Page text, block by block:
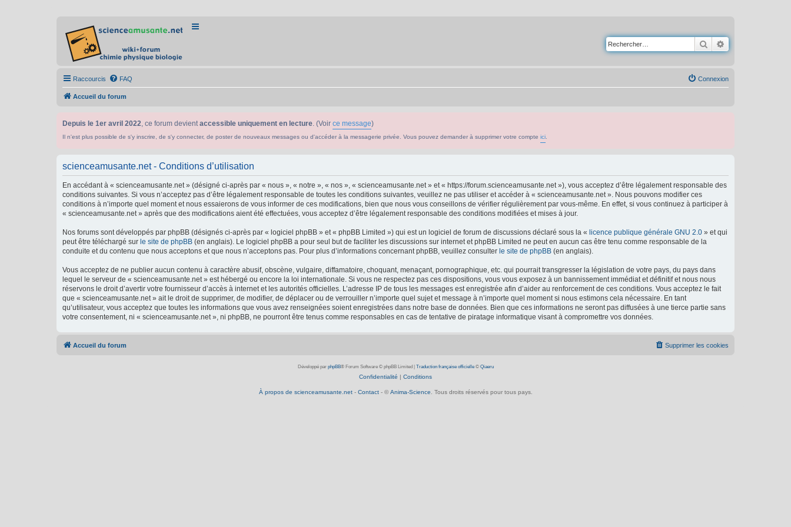
Rechercher
Raccourcis FAQ Connexion
Accueil du forum
Depuis le 1er avril 2022, ce forum devientaccessible uniquement en lecture. (Voir ce message)
Il n'est plus possible de s'y inscrire, de s'y connecter, de poster de nouveaux messages ou d'accéder à la messagerie privée. Vous pouvez demander à supprimer votre compte ici
scienceamusante.net - Conditions d’utilisation
En accédant à « scienceamusante.net » (désigné ci-après par « nous », « notre », « nos », « scienceamusante.net » et « https://forum.scienceamusante.net »), vous acceptez d’être légalement responsable des
conditions suivantes. Si vous n’acceptez pas d’être légalement responsable de toutes les conditions suivantes, veuillez ne pas utiliser et accéder à « scienceamusante.net ». Nous pouvons modifier ces
conditions à n’importe quel moment et nous essaierons de vous informer de ces modifications, bien que nous vous conseillons de vérifier régulièrement par vous-même. En effet, si vous continuez à participer à
« scienceamusante.net » après que des modifications aient été effectuées, vous acceptez d’être légalement responsable des conditions modifiées et mises à jour.
Nos forums sont développés par phpBB (désignés ci-après par « logiciel phpBB » et « phpBB Limited ») qui est un logiciel de forum de discussions déclaré sous la « licence publique générale GNU 2.0 » et qui
peut être téléchargé sur le site de phpBB (en anglais). Le logiciel phpBB a pour seul but de faciliter les discussions sur internet et phpBB Limited ne peut en aucun cas être tenu comme responsable de la
conduite et du contenu que nous acceptons et que nous n’acceptons pas. Pour plus d’informations concernant phpBB, veuillez consulter le site de phpBB (en anglais).
Vous acceptez de ne publier aucun contenu à caractère abusif, obscène, vulgaire, diffamatoire, choquant, menaçant, pornographique, etc. qui pourrait transgresser la législation de votre pays, du pays dans
lequel le serveur de « scienceamusante.net » est hébergé ou encore la loi internationale. Si vous ne respectez pas ces dispositions, vous vous exposez à un bannissement immédiat et définitif et nous nous
réservons le droit d’avertir votre fournisseur d’accès à internet et les autorités officielles. L’adresse IP de tous les messages est enregistrée afin d’aider au renforcement de ces conditions. Vous acceptez le fait
que « scienceamusante.net » ait le droit de supprimer, de modifier, de déplacer ou de verrouiller n’importe quel sujet et message à n’importe quel moment si nous estimons cela nécessaire. En tant
qu’utilisateur, vous acceptez que toutes les informations que vous avez renseignées soient enregistrées dans notre base de données. Bien que ces informations ne seront pas diffusées à une tierce partie sans
votre consentement, ni « scienceamusante.net », ni phpBB, ne pourront être tenus comme responsables en cas de tentative de piratage informatique visant à compromettre vos données.
Accueil du forum Supprimer les cookies
Développé par phpBB® Forum Software © phpBB Limited Traduction française officielle© Qiaeru
Confidentialité | Conditions
À propos de scienceamusante.net- Contact- © Anima-Science . Tous droits réservés pour tous pays.